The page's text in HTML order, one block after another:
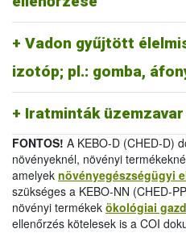
Vadon gyűjtött
izotóp; pl.: gomba,
Iratminták
melléklet/
IV.
-Egészségügyi
- Vizsgálati jelentés 2011/
melléklet/Analytical
FONTOS! A KEBO-D (CHED-D)
növényeknél, növényi
amelyek növényegészségügyi
szükséges a KEBO-NN (CHED-
növényi termékek ökológiai
ellenőrzés kötelesek is a COI